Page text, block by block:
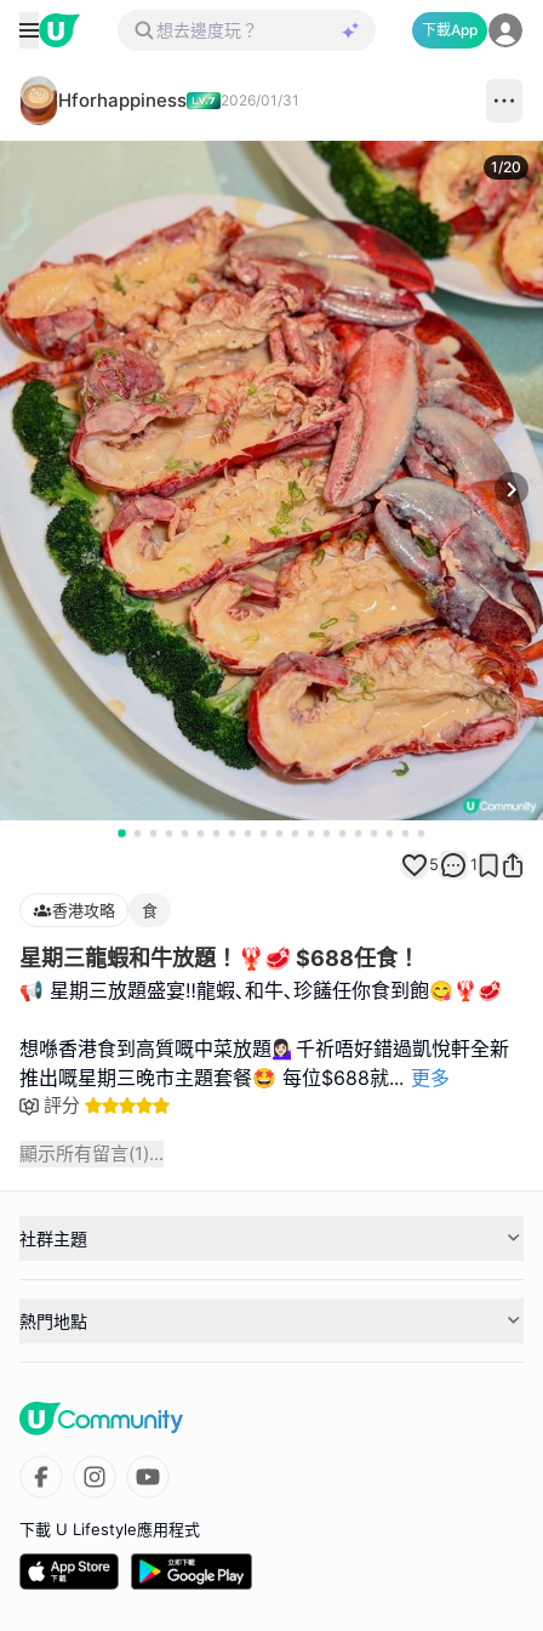
下載App
Hforhappiness 2026/01/31
1/20
5 1
香港攻略 食
星期三龍蝦和牛放題！🦞🥩 $688任食！
📢 星期三放題盛宴‼️龍蝦､和牛､珍饈任你食到飽😋🦞🥩
想喺香港食到高質嘅中菜放題💁🏻‍♀️千祈唔好錯過凱悅軒全新
推出嘅星期三晚市主題套餐🤩 每位$688就... 更多
評分
顯示所有留言(1)...
社群主題
熱門地點
下載 U Lifestyle應用程式